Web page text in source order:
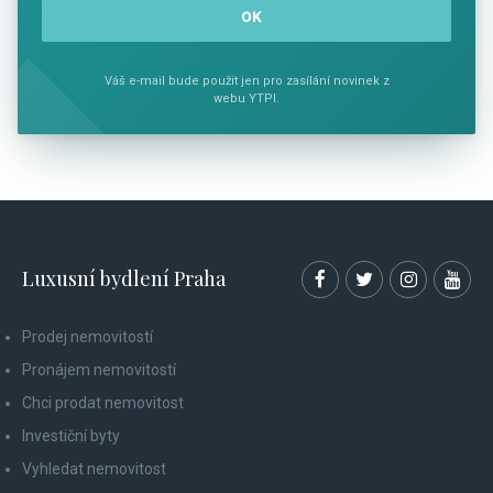
Váš e-mail bude použit jen pro zasílání novinek z
webu YTPI.
Luxusní bydlení Praha
Prodej nemovitostí
Pronájem nemovitostí
Chci prodat nemovitost
Investiční byty
Vyhledat nemovitost